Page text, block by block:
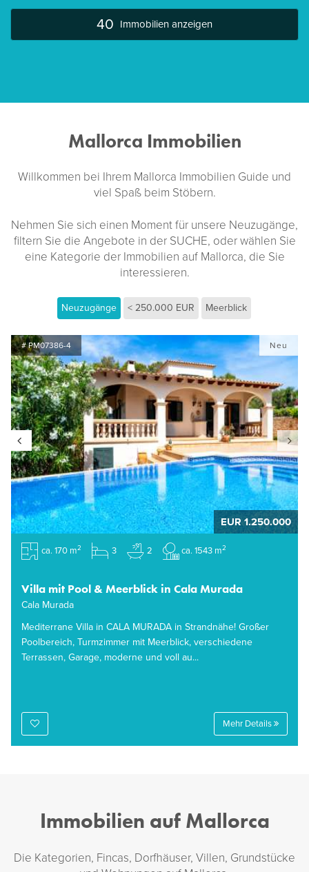
40 Immobilien anzeigen
Mallorca Immobilien
Willkommen bei Ihrem Mallorca Immobilien Guide und
viel Spaß beim Stöbern.
Nehmen Sie sich einen Moment für unsere Neuzugänge,
filtern Sie die Angebote in der SUCHE, oder wählen Sie
eine Kategorie der Immobilien auf Mallorca, die Sie
interessieren.
Neuzugänge < 250.000 EUR Meerblick
# PM07386-4 Neu
EUR 1.250.000
ca. 170 m2 3 2 ca. 1543 m2
Villa mit Pool & Meerblick in Cala Murada
Cala Murada
Mediterrane Villa in CALA MURADA in Strandnähe! Großer
Poolbereich, Turmzimmer mit Meerblick, verschiedene
Terrassen, Garage, moderne und voll au...
Mehr Details
Previous Next
Immobilien auf Mallorca
Die Kategorien, Fincas, Dorfhäuser, Villen, Grundstücke